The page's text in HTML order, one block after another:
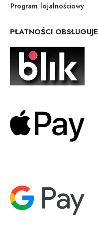
Program lojalnościowy
PŁATNOŚCI OBSŁUGUJE